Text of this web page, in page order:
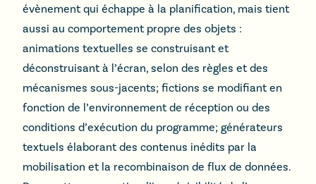
évènement qui échappe à la planification, mais tient
aussi au comportement propre des objets :
animations textuelles se construisant et
déconstruisant à l’écran, selon des règles et des
mécanismes sous-jacents; fictions se modifiant en
fonction de l’environnement de réception ou des
conditions d’exécution du programme; générateurs
textuels élaborant des contenus inédits par la
mobilisation et la recombinaison de flux de données.